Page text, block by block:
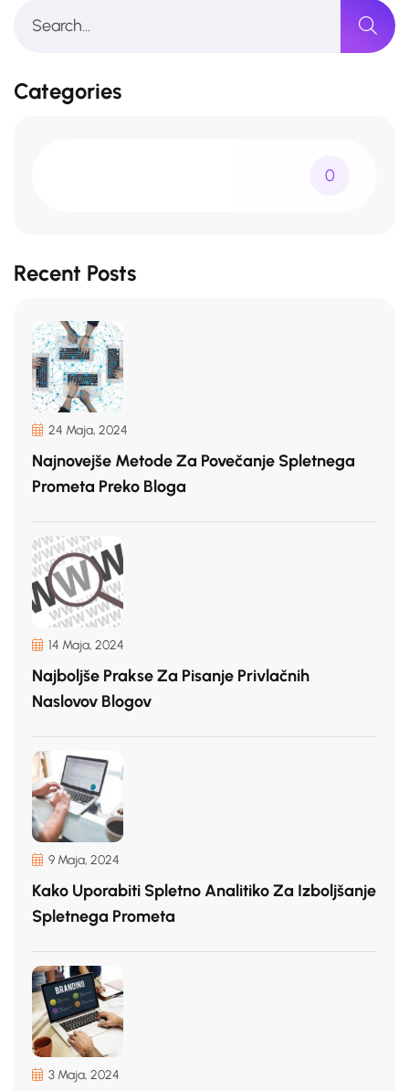
Categories
0
Recent Posts
24 Maja, 2024
Najnovejše Metode Za Povečanje Spletnega
Prometa Preko Bloga
14 Maja, 2024
Najboljše Prakse Za Pisanje Privlačnih
Naslovov Blogov
9 Maja, 2024
Kako Uporabiti Spletno Analitiko Za Izboljšanje
Spletnega Prometa
3 Maja, 2024